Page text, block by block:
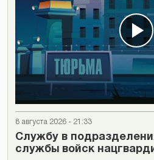
8 августа 2026 - 21:33
Cлужбу в
службы войск